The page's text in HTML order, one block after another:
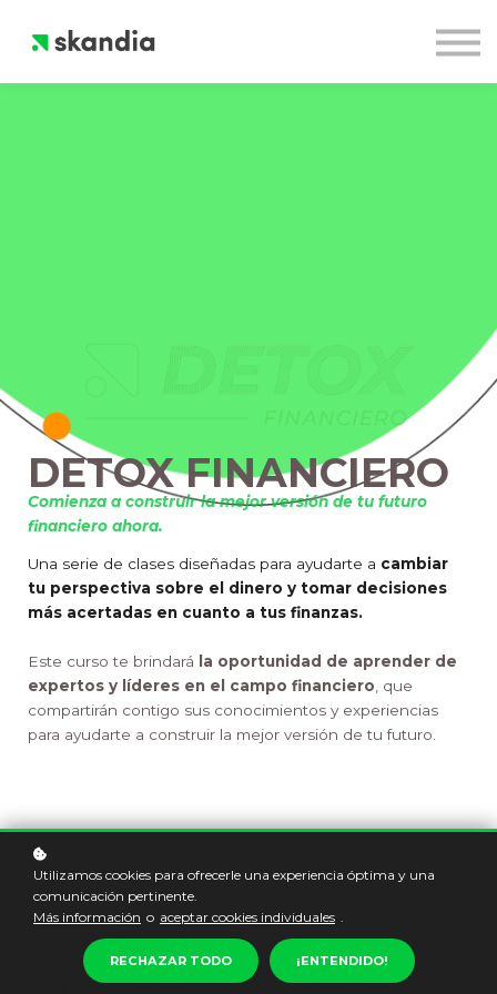
Quiénes Somos
DETOX FINANCIERO
Comienza a construir la mejor versión de tu futuro
financiero ahora.
Una serie de clases diseñadas para ayudarte a cambiar
tu perspectiva sobre el dinero y tomar decisiones
más acertadas en cuanto a tus finanzas.
Este curso te brindará
la oportunidad de aprender de
expertos y líderes en el campo financiero, que
compartirán contigo sus conocimientos y experiencias
para ayudarte a construir la mejor versión de tu futuro.
Esta formación incluye:
6 clases con expertos de Skandia
Utilizamos cookies para ofrecerle una experiencia óptima y una
comunicación pertinente.
Más información o aceptar cookies individuales .
RECHAZAR TODO ¡ENTENDIDO!